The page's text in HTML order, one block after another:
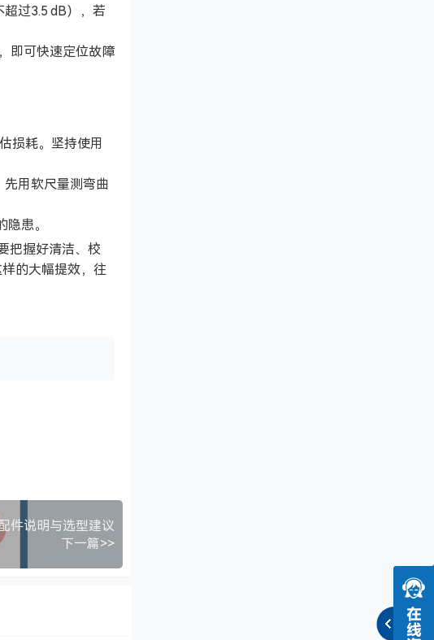
过3.5 dB），若
即可快速定位故障
损耗。坚持使用
用软尺量测弯曲
患。
把握好清洁、校
的大幅提效，往
件说明与选型建议
下一篇>>